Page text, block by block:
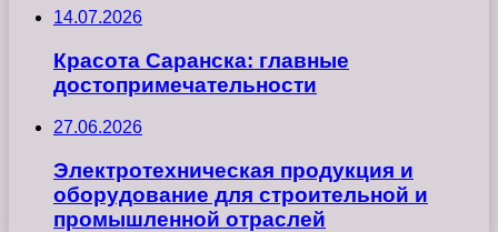
14.07.2026
Красота Саранска: главные
достопримечательности
27.06.2026
Электротехническая продукция и
оборудование для строительной и
промышленной отраслей